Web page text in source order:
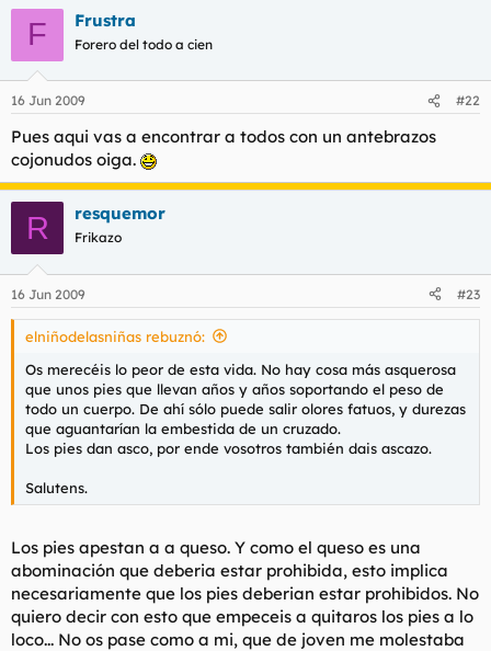
F Frustra
Forero del todo a cien
16 Jun 2009 #22
Pues aqui vas a encontrar a todos con un antebrazos
cojonudos oiga.
R resquemor
Frikazo
16 Jun 2009 #23
elniñodelasniñas rebuznó:
Os merecéis lo peor de esta vida. No hay cosa más asquerosa
que unos pies que llevan años y años soportando el peso de
todo un cuerpo. De ahí sólo puede salir olores fatuos, y durezas
que aguantarían la embestida de un cruzado.
Los pies dan asco, por ende vosotros también dais ascazo.
Salutens.
Los pies apestan a a queso. Y como el queso es una
abominación que deberia estar prohibida, esto implica
necesariamente que los pies deberian estar prohibidos. No
quiero decir con esto que empeceis a quitaros los pies a lo
loco... No os pase como a mi, que de joven me molestaba